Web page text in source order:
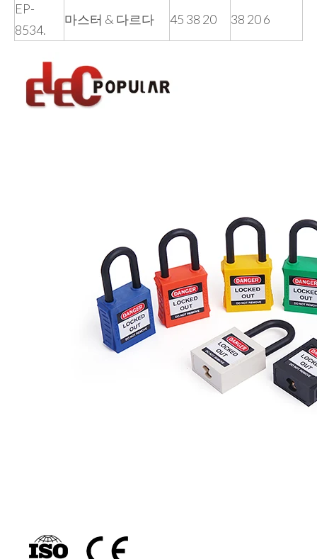
EP-
8534.
마스터 & 다르다 45 38 20 38 20 6